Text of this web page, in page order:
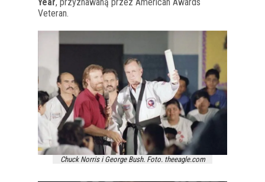
Year, przyznawaną przez American Awards
Veteran.
Chuck Norris i George Bush. Foto. theeagle.com